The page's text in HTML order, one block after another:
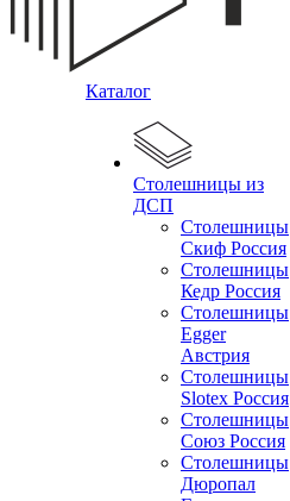
Каталог
Столешницы из
ДСП
Столешницы
Скиф Россия
Столешницы
Кедр Россия
Столешницы
Egger
Австрия
Столешницы
Slotex Россия
Столешницы
Союз Россия
Столешницы
Дюропал